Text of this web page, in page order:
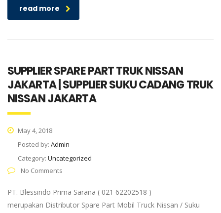
read more
SUPPLIER SPARE PART TRUK NISSAN
JAKARTA | SUPPLIER SUKU CADANG TRUK
NISSAN JAKARTA
May 4, 2018
Posted by: Admin
Category: Uncategorized
No Comments
PT. Blessindo Prima Sarana ( 021 62202518 )
merupakan Distributor Spare Part Mobil Truck Nissan / Suku